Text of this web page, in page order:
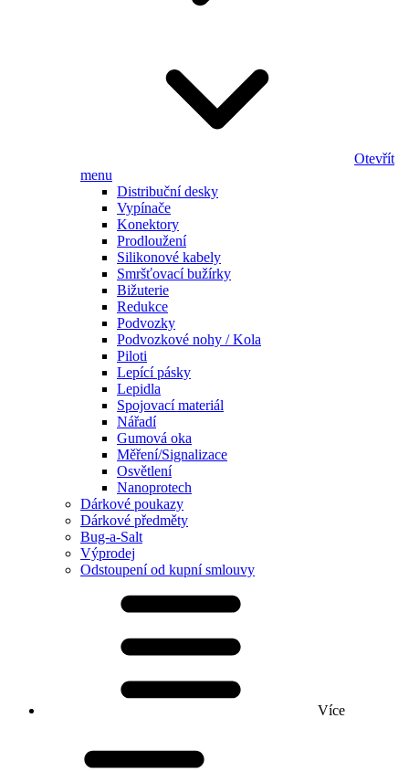
Otevřít
menu
Distribuční desky
Vypínače
Konektory
Prodloužení
Silikonové kabely
Smršťovací bužírky
Bižuterie
Redukce
Podvozky
Podvozkové nohy / Kola
Piloti
Lepící pásky
Lepidla
Spojovací materiál
Nářadí
Gumová oka
Měření/Signalizace
Osvětlení
Nanoprotech
Dárkové poukazy
Dárkové předměty
Bug-a-Salt
Výprodej
Odstoupení od kupní smlouvy
Více